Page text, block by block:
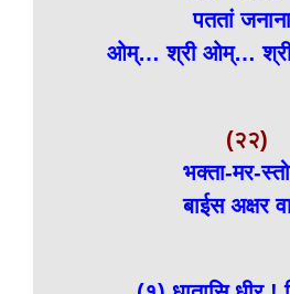
पततां
ओम्… श्री ओम्…
(२२)
भक्ता-मर-
बाईस अक्षर